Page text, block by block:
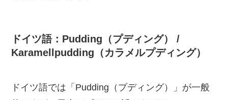
ドイツ語：Pudding（プディング） /
Karamellpudding（カラメルプディング）
ドイツ語では「Pudding（プディング）」が一般